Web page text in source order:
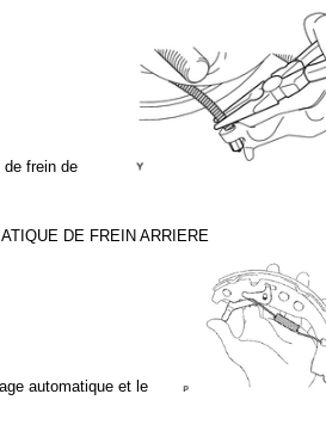
de frein de
DE FREIN ARRIERE
automatique et le